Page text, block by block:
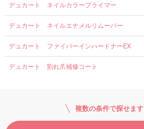
デュカート ネイルカラープライマー
デュカート ネイルエナメルリムーバー
デュカート ファイバーインハードナーEX
デュカート 割れ爪補修コート
複数の条件で探せます